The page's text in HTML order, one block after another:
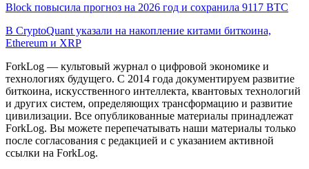
Block повысила прогноз на 2026 год и сохранила 9117 BTC
В CryptoQuant указали на накопление китами биткоина,
Ethereum и XRP
ForkLog — культовый журнал о цифровой экономике и
технологиях будущего. С 2014 года документируем развитие
биткоина, искусственного интеллекта, квантовых технологий
и других систем, определяющих трансформацию и развитие
цивилизации. Все опубликованные материалы принадлежат
ForkLog. Вы можете перепечатывать наши материалы только
после согласования с редакцией и с указанием активной
ссылки на ForkLog.